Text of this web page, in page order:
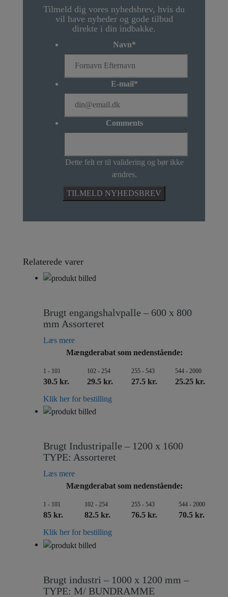
Tilmeld dig vores nyhedsbrev, hvis du
vil have nyheder og gode tilbud
direkte i din indbakke.
Navn*
E-mail*
Comments
Dette felt er til validering og bør ikke
ændres.
Relaterede varer
Brugt engangshalvpalle – 600 x 800
mm Assorteret
Læs mere
Mængderabat som nedenstående:
1 - 101
30.5 kr.
102 - 254
29.5 kr.
255 - 543
27.5 kr.
544 - 2000
25.25 kr.
Klik her for bestilling
Brugt Industripalle – 1200 x 1600
TYPE: Assorteret
Læs mere
Mængderabat som nedenstående:
1 - 101
85 kr.
102 - 254
82.5 kr.
255 - 543
76.5 kr.
544 - 2000
70.5 kr.
Klik her for bestilling
Brugt industri – 1000 x 1200 mm –
TYPE: M/ BUNDRAMME